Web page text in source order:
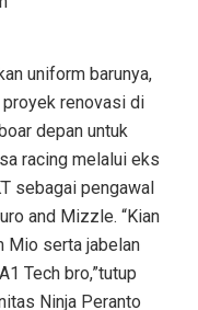
uniform barunya,
renovasi di
depan untuk
racing melalui eks
sebagai pengawal
and Mizzle. “Kian
Mio serta jabelan
Tech bro,”tutup
Ninja Peranto